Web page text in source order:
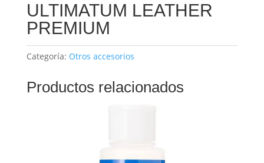
ULTIMATUM LEATHER
PREMIUM
Categoría: Otros accesorios
Productos relacionados